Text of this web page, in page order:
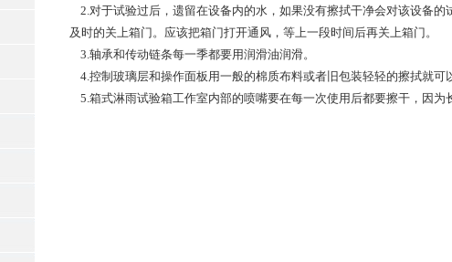
2.对于试验过后，遗留在设备内的水，如果没有擦拭干净会对该设备
及时的关上箱门。应该把箱门打开通风，等上一段时间后再关上箱门。
3.轴承和传动链条每一季都要用润滑油润滑。
4.控制玻璃层和操作面板用一般的棉质布料或者旧包装轻轻的擦拭就可
5.箱式淋雨试验箱工作室内部的喷嘴要在每一次使用后都要擦干，因为